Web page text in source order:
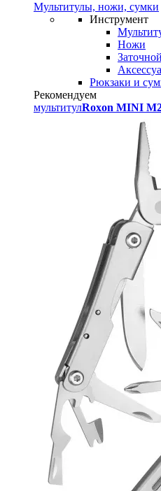
Мультитулы, ножи, сумки
Инструмент
Ножи
Рюкзаки и
Рекомендуем
мультитулRoxon MINI